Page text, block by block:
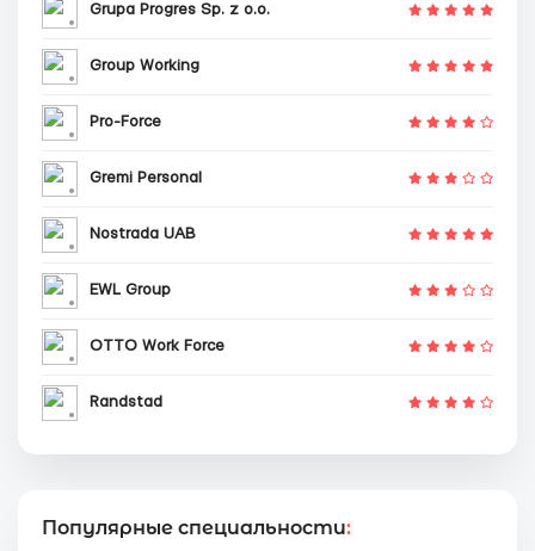
Grupa Progres Sp. z o.o.
Group Working
Pro-Force
Gremi Personal
Nostrada UAB
EWL Group
OTTO Work Force
Randstad
Популярные специальности: